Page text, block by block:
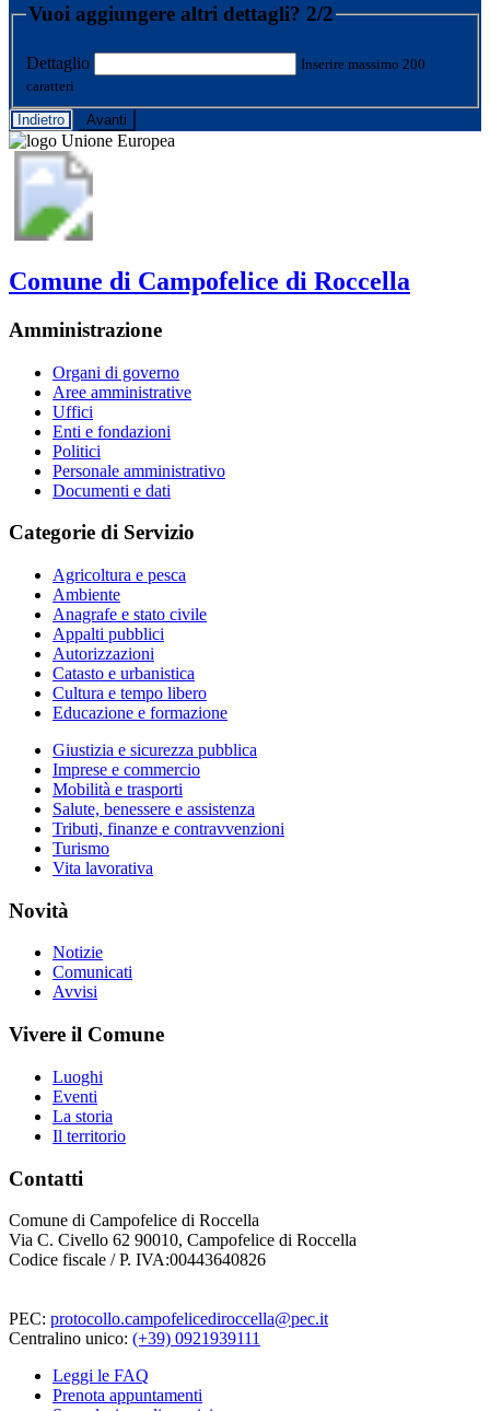
Vuoi aggiungere altri dettagli? 2/2
Dettaglio
Inserire massimo 200
caratteri
Indietro Avanti
Comune di Campofelice di Roccella
Amministrazione
Organi di governo
Aree amministrative
Uffici
Enti e fondazioni
Politici
Personale amministrativo
Documenti e dati
Categorie di Servizio
Agricoltura e pesca
Ambiente
Anagrafe e stato civile
Appalti pubblici
Autorizzazioni
Catasto e urbanistica
Cultura e tempo libero
Educazione e formazione
Giustizia e sicurezza pubblica
Imprese e commercio
Mobilità e trasporti
Salute, benessere e assistenza
Tributi, finanze e contravvenzioni
Turismo
Vita lavorativa
Novità
Notizie
Comunicati
Avvisi
Vivere il Comune
Luoghi
Eventi
La storia
Il territorio
Contatti
Comune di Campofelice di Roccella
Via C. Civello 62 90010, Campofelice di Roccella
Codice fiscale / P. IVA:00443640826
PEC: protocollo.campofelicediroccella@pec.it
Centralino unico: (+39) 0921939111
Leggi le FAQ
Prenota appuntamenti